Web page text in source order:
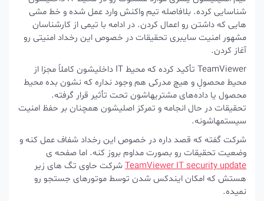
شناسایی کرده. بلافاصله تیم واکنش وارد عمل شده و خط مشی
هایی که داشتن رو اعمال کردن. در ادامه با تیمی از کارشناسان
مشهور امنیت سایبری تحقیقات در خصوص این رخداد امنیتی رو
آغاز کردن.
TeamViewer تأکید کرده که محیط IT داخلیشون کاملاً مجزا از
محیط محصولِ و هیچ مدرکی هم وجود نداره که نشون بده محیط
محصول یا داده‌های مشتریهاشون تحت تأثیر قرار گرفته‌.
تحقیقات در حال انجامه و تمرکز اصلیشون همچنان بر حفظ امنیت
سیستمهاشونه.
شرکت گفته که قصد داره در خصوص این رخداد شفاف عمل کنه و
وضعیت تحقیقات رو بصورت مداوم بروز کنه. اما صفحه ی
TeamViewer IT security updateشرکت حاوی تگ های زیر
هستش که امکان ایندکس شدن توسط موتورهای جستجو رو
نمیده.